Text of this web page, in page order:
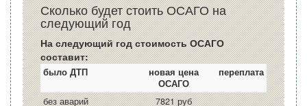
Сколько будет стоить ОСАГО на
следующий год
На следующий год стоимость ОСАГО
составит:
было ДТП
новая цена
ОСАГО
переплата
без аварий
7821 руб